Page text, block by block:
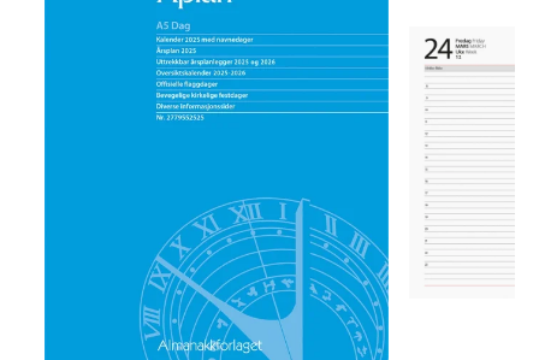
Hypopressiv trening
The Housemaid